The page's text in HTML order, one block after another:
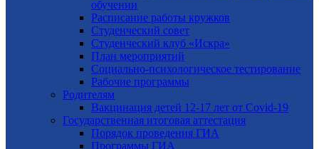
обучении
Расписание работы кружков
Студенческий совет
Студенческий клуб «Искра»
План мероприятий
Социально-психологическое тестирование
Рабочие программы
Родителям
Вакцинация детей 12-17 лет от Covid-19
Государственная итоговая аттестация
Порядок проведения ГИА
Программы ГИА